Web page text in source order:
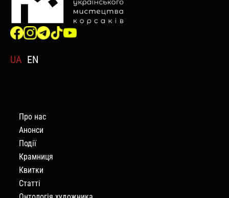
UA EN
Про нас
Анонси
Події
Крамниця
Квитки
Статті